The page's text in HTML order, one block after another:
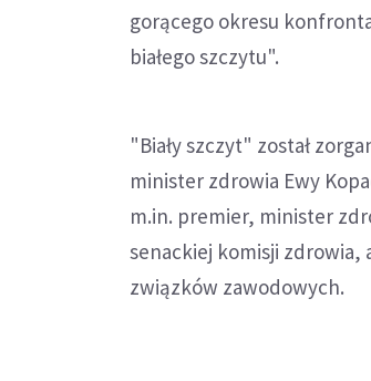
gorącego okresu
białego szczytu".
"Biały szczyt" został
minister zdrowia Ewy
m.in. premier, minister
senackiej komisji
związków zawodowych.